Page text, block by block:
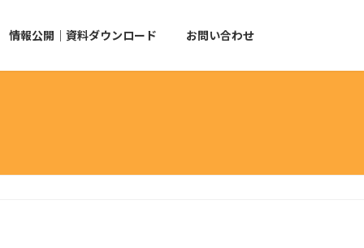
情報公開｜資料ダウンロード お問い合わせ